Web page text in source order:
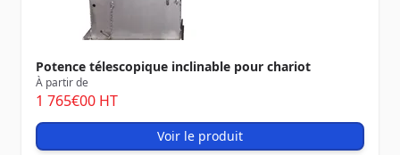
Potence télescopique inclinable pour chariot
À partir de
1 765€00 HT
Voir le produit